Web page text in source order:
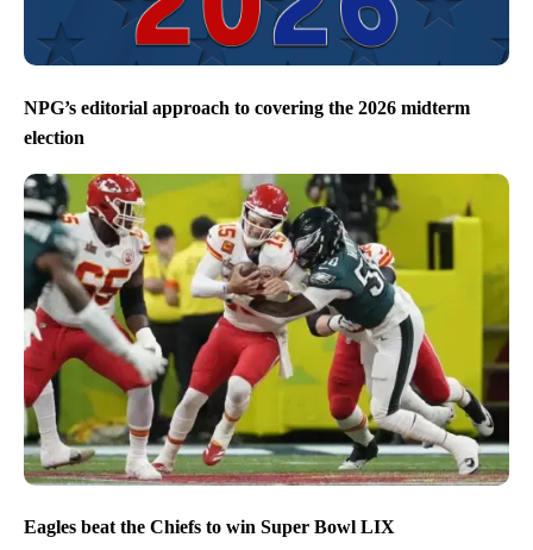
NPG’s editorial approach to covering the 2026 midterm
election
Eagles beat the Chiefs to win Super Bowl LIX